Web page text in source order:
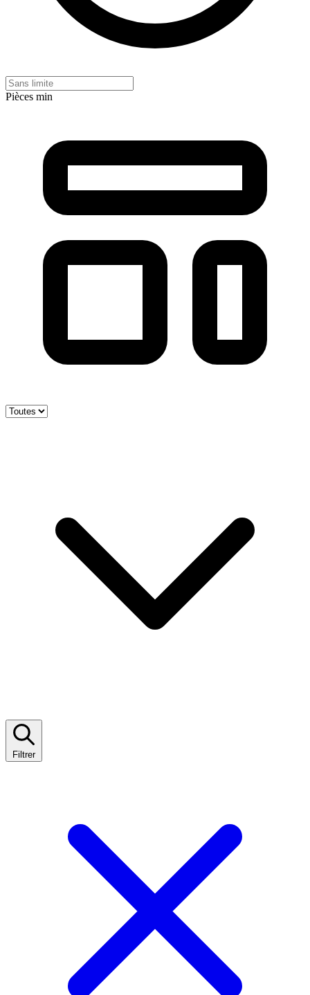
Pièces min
Filtrer